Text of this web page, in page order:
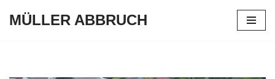
MÜLLER ABBRUCH